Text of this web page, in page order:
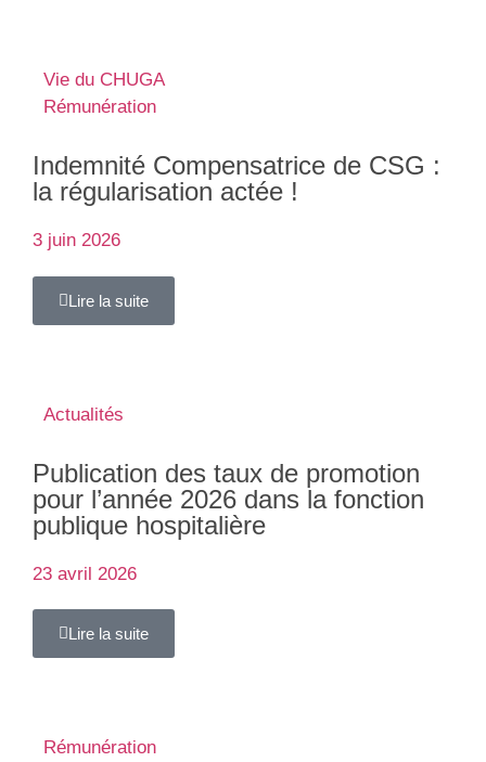
Vie du CHUGA
Rémunération
Indemnité Compensatrice de CSG :
la régularisation actée !
3 juin 2026
Lire la suite
Actualités
Publication des taux de promotion
pour l’année 2026 dans la fonction
publique hospitalière
23 avril 2026
Lire la suite
Rémunération